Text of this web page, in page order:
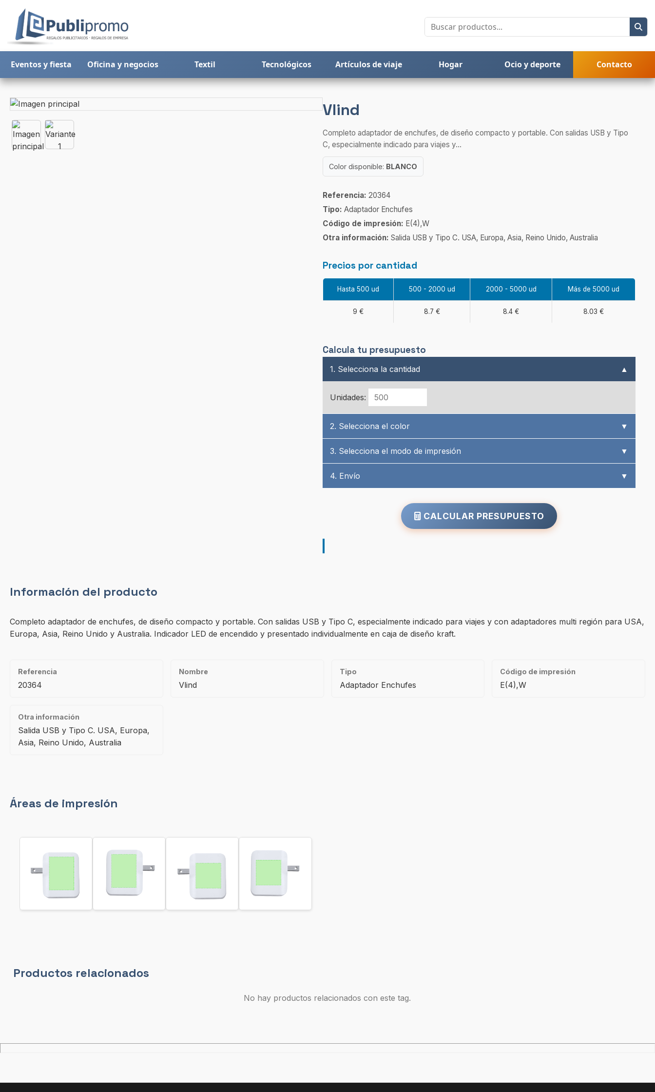
Eventos y fiesta Oficina y negocios Textil Tecnológicos Artículos de viaje Hogar Ocio y deporte Contacto
Vlind
Completo adaptador de enchufes, de diseño compacto y portable. Con salidas USB y Tipo
C, especialmente indicado para viajes y...
Color disponible: BLANCO
Referencia: 20364
Tipo: Adaptador Enchufes
Código de impresión: E(4),W
Otra información: Salida USB y Tipo C. USA, Europa, Asia, Reino Unido, Australia
Precios por cantidad
Hasta 500 ud 500 - 2000 ud 2000 - 5000 ud Más de 5000 ud
9 € 8.7 € 8.4 € 8.03 €
Calcula tu presupuesto
1. Selecciona la cantidad ▲
Unidades:
2. Selecciona el color ▼
3. Selecciona el modo de impresión ▼
4. Envío ▼
CALCULAR PRESUPUESTO
Información del producto
Completo adaptador de enchufes, de diseño compacto y portable. Con salidas USB y Tipo C, especialmente indicado para viajes y con adaptadores multi región para USA,
Europa, Asia, Reino Unido y Australia. Indicador LED de encendido y presentado individualmente en caja de diseño kraft.
Referencia
20364
Nombre
Vlind
Tipo
Adaptador Enchufes
Código de impresión
E(4),W
Otra información
Salida USB y Tipo C. USA, Europa,
Asia, Reino Unido, Australia
Áreas de impresión
Productos relacionados
No hay productos relacionados con este tag.